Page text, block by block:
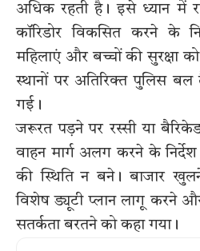
अधिक रहती है। इसे ध्यान में
कॉरिडोर विकसित करने के
महिलाएं और बच्चों की सुरक्षा
स्थानों पर अतिरिक्त पुलिस
गई।
जरूरत पड़ने पर रस्सी या
वाहन मार्ग अलग करने के
की स्थिति न बने। बाजार
विशेष ड्यूटी प्लान लागू करने
सतर्कता बरतने को कहा गया।